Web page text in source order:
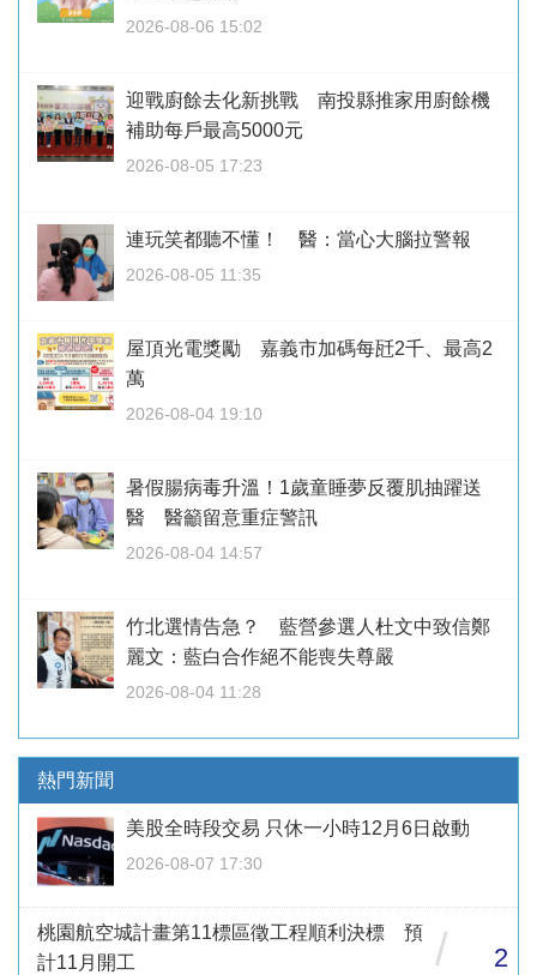
2026-08-06 15:02
迎戰廚餘去化新挑戰 南投縣推家用廚餘機
補助每戶最高5000元
2026-08-05 17:23
連玩笑都聽不懂！ 醫：當心大腦拉警報
2026-08-05 11:35
屋頂光電獎勵 嘉義市加碼每瓩2千、最高2
萬
2026-08-04 19:10
暑假腸病毒升溫！1歲童睡夢反覆肌抽躍送
醫 醫籲留意重症警訊
2026-08-04 14:57
竹北選情告急？ 藍營參選人杜文中致信鄭
麗文：藍白合作絕不能喪失尊嚴
2026-08-04 11:28
熱門新聞
美股全時段交易 只休一小時12月6日啟動
2026-08-07 17:30
桃園航空城計畫第11標區徵工程順利決標 預
計11月開工
/ 2